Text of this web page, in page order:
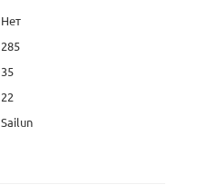
Нет
285
35
22
Sailun